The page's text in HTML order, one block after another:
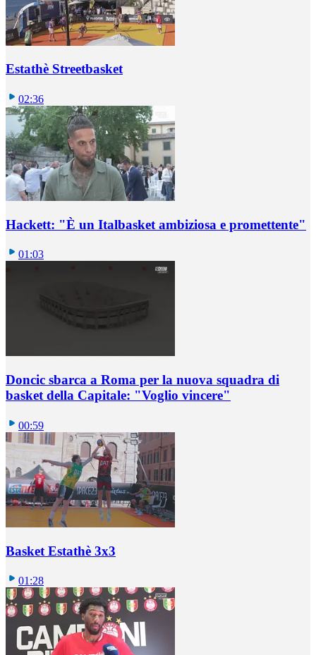
Estathè Streetbasket
02:36
Hackett: "È un Italbasket ambiziosa e promettente"
01:03
Doncic sbarca a Roma per la nuova squadra di
basket della Capitale: "Voglio vincere"
00:59
Basket Estathè 3x3
01:28